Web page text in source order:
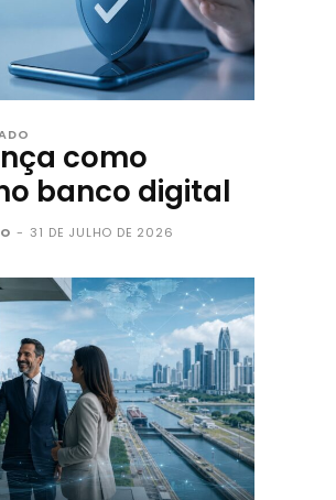
como
banco digital
- 31 DE JULHO DE 2026